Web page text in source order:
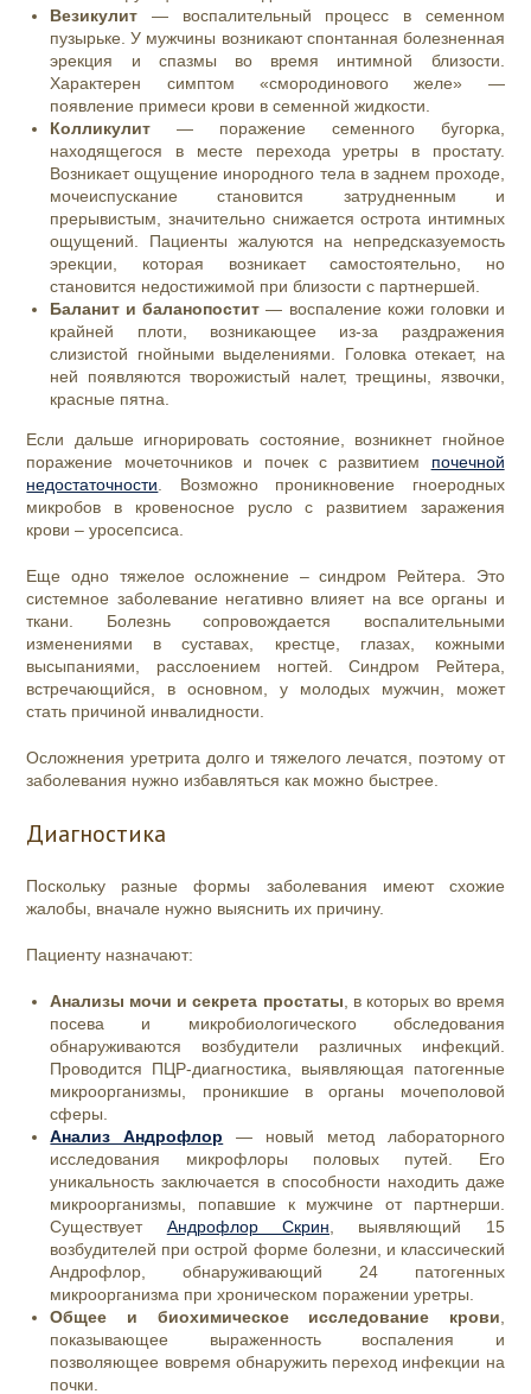
Везикулит — воспалительный процесс в семенном
пузырьке. У мужчины возникают спонтанная болезненная
эрекция и спазмы во время интимной близости.
Характерен симптом «смородинового желе» —
появление примеси крови в семенной жидкости.
Колликулит — поражение семенного бугорка,
находящегося в месте перехода уретры в простату.
Возникает ощущение инородного тела в заднем проходе,
мочеиспускание становится затрудненным и
прерывистым, значительно снижается острота интимных
ощущений. Пациенты жалуются на непредсказуемость
эрекции, которая возникает самостоятельно, но
становится недостижимой при близости с партнершей.
Баланит и баланопостит — воспаление кожи головки и
крайней плоти, возникающее из-за раздражения
слизистой гнойными выделениями. Головка отекает, на
ней появляются творожистый налет, трещины, язвочки,
красные пятна.
Если дальше игнорировать состояние, возникнет гнойное
поражение мочеточников и почек с развитием почечной
недостаточности . Возможно проникновение гноеродных
микробов в кровеносное русло с развитием заражения
крови – уросепсиса.
Еще одно тяжелое осложнение – синдром Рейтера. Это
системное заболевание негативно влияет на все органы и
ткани. Болезнь сопровождается воспалительными
изменениями в суставах, крестце, глазах, кожными
высыпаниями, расслоением ногтей. Синдром Рейтера,
встречающийся, в основном, у молодых мужчин, может
стать причиной инвалидности.
Осложнения уретрита долго и тяжелого лечатся, поэтому от
заболевания нужно избавляться как можно быстрее.
Диагностика
Поскольку разные формы заболевания имеют схожие
жалобы, вначале нужно выяснить их причину.
Пациенту назначают:
Анализы мочи и секрета простаты , в которых во время
посева и микробиологического обследования
обнаруживаются возбудители различных инфекций.
Проводится ПЦР-диагностика, выявляющая патогенные
микроорганизмы, проникшие в органы мочеполовой
сферы.
Анализ Андрофлор — новый метод лабораторного
исследования микрофлоры половых путей. Его
уникальность заключается в способности находить даже
микроорганизмы, попавшие к мужчине от партнерши.
Существует Андрофлор Скрин , выявляющий 15
возбудителей при острой форме болезни, и классический
Андрофлор, обнаруживающий 24 патогенных
микроорганизма при хроническом поражении уретры.
Общее и биохимическое исследование крови
показывающее выраженность воспаления и
позволяющее вовремя обнаружить переход инфекции на
почки.